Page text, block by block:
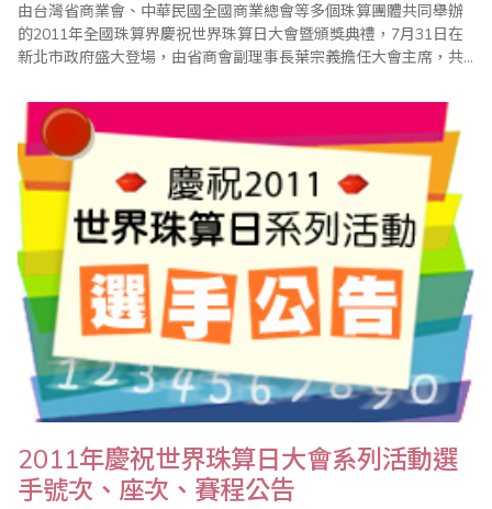
由台灣省商業會、中華民國全國商業總會等多個珠算團體共同舉辦
的2011年全國珠算界慶祝世界珠算日大會暨頒獎典禮，7月31日在
新北市政府盛大登場，由省商會副理事長葉宗義擔任大會主席，共
在百忙之中蒞會祝賀，並頒獎表揚優勝選手，吳院長致詞強調，珠
心算活動不僅可以啟迪人腦智慧，也可延緩老人失智症的發生，因
此他將責成中央健保局全力投入協助珠心算活動；至..
2011年慶祝世界珠算日大會系列活動選
手號次、座次、賽程公告